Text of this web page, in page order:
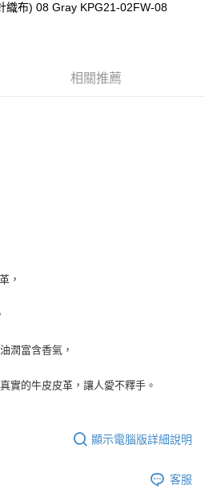
織布) 08 Gray KPG21-02FW-08
相關推薦
，
潤富含香氣，
實的牛皮皮革，讓人愛不釋手。
顯示電腦版詳細說明
客服